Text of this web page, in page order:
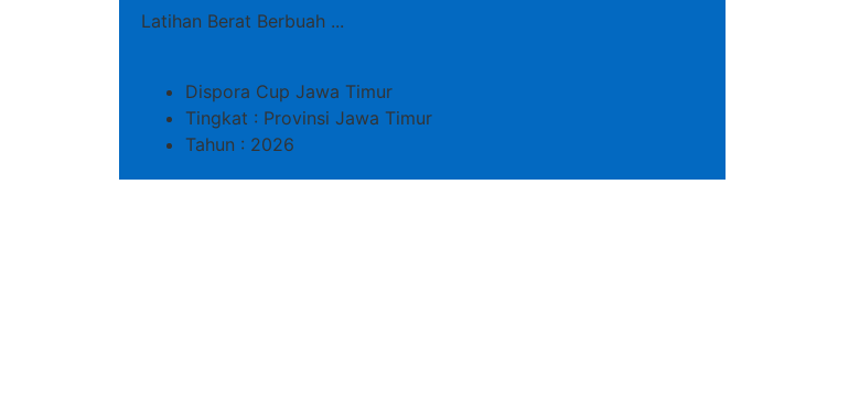
Latihan Berat Berbuah ...
Dispora Cup Jawa Timur
Tingkat : Provinsi Jawa Timur
Tahun : 2026